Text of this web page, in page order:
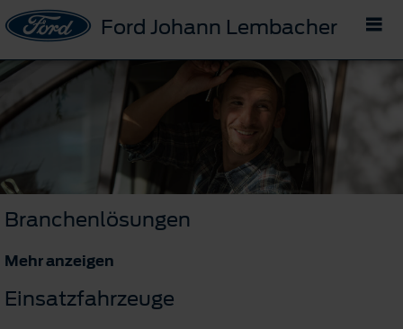
Ford Johann Lembacher
Branchenlösungen
Mehr anzeigen
Einsatzfahrzeuge